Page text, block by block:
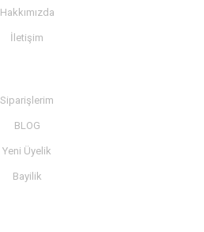
Hakkımızda
İletişim
Siparişlerim
BLOG
Yeni Üyelik
Bayilik